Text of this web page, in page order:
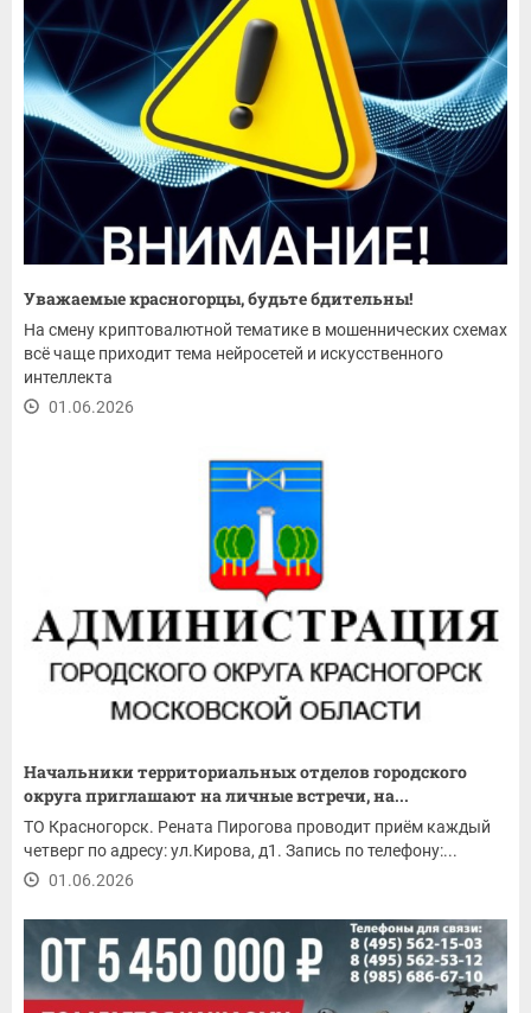
Уважаемые красногорцы, будьте бдительны!
На смену криптовалютной тематике в мошеннических схемах
всё чаще приходит тема нейросетей и искусственного
интеллекта
01.06.2026
Начальники территориальных отделов городского
округа приглашают на личные встречи, на...
ТО Красногорск. Рената Пирогова проводит приём каждый
четверг по адресу: ул.Кирова, д1. Запись по телефону:...
01.06.2026